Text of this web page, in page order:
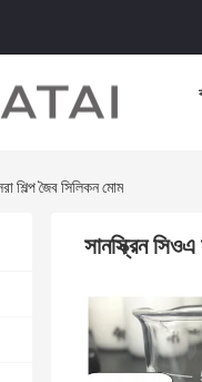
শিল্প জৈব সিলিকন মোম
সানস্ক্রিন